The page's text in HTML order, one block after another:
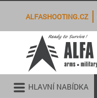
HLAVNÍ NABÍDKA
ALFASHOOTING.CZ